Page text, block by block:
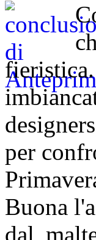
per
Buona
dal